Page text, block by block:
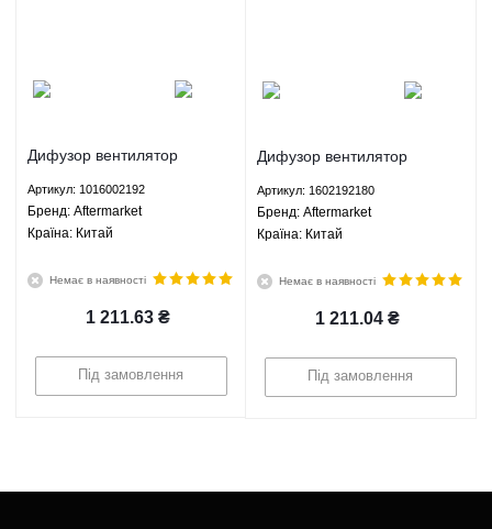
Дифузор вентилятор
кріплення Джилі СК МК МК
Крос ЛС Панда ГЦ2 ЛС Крос
ГХ2 - 1016002192
Артикул: 1016002192
Брeнд: Aftermarket
Країна: Китай
Немає в наявності
1 211.63₴
Під замовлення
Дифузор вентилятор
кріплення Джилі СК МК МК
Крос ЛС Панда ГЦ2 ЛС Крос
ГХ2 - 1602192180
Артикул: 1602192180
Брeнд: Aftermarket
Країна: Китай
Немає в наявності
1 211.04₴
Під замовлення